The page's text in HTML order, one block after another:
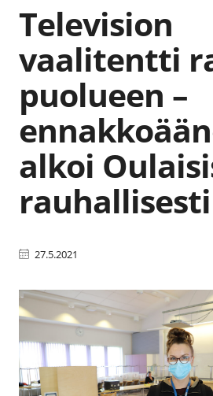
Television
vaalitentti
puolueen –
alkoi
rauhallisesti
27.5.2021